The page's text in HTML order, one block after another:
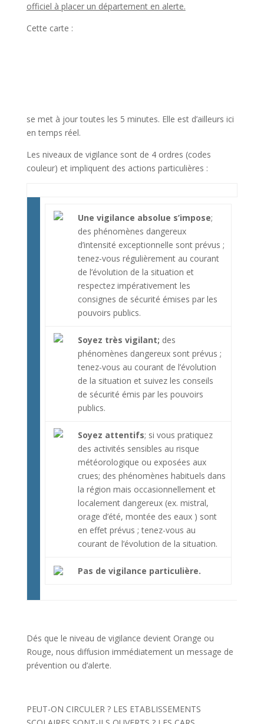
officiel à placer un département en alerte.
Cette carte :
se met à jour toutes les 5 minutes. Elle est d’ailleurs ici
en temps réel.
Les niveaux de vigilance sont de 4 ordres (codes
couleur) et impliquent des actions particulières :
Une vigilance absolue s’impose;
des phénomènes dangereux
d’intensité exceptionnelle sont prévus ;
tenez-vous régulièrement au courant
de l’évolution de la situation et
respectez impérativement les
consignes de sécurité émises par les
pouvoirs publics.
Soyez très vigilant; des
phénomènes dangereux sont prévus ;
tenez-vous au courant de l’évolution
de la situation et suivez les conseils
de sécurité émis par les pouvoirs
publics.
Soyez attentifs; si vous pratiquez
des activités sensibles au risque
météorologique ou exposées aux
crues; des phénomènes habituels dans
la région mais occasionnellement et
localement dangereux (ex. mistral,
orage d’été, montée des eaux ) sont
en effet prévus ; tenez-vous au
courant de l’évolution de la situation.
Pas de vigilance particulière.
Dés que le niveau de vigilance devient Orange ou
Rouge, nous diffusion immédiatement un message de
prévention ou d’alerte.
PEUT-ON CIRCULER ? LES ETABLISSEMENTS